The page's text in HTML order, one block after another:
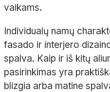
vaikams.
Individualų namų
fasado ir interjero
spalva. Kaip ir iš kitų
pasirinkimas yra
blizgia arba matine